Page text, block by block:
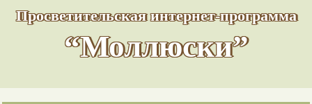
Просветительская интернет-программа
“Моллюски”